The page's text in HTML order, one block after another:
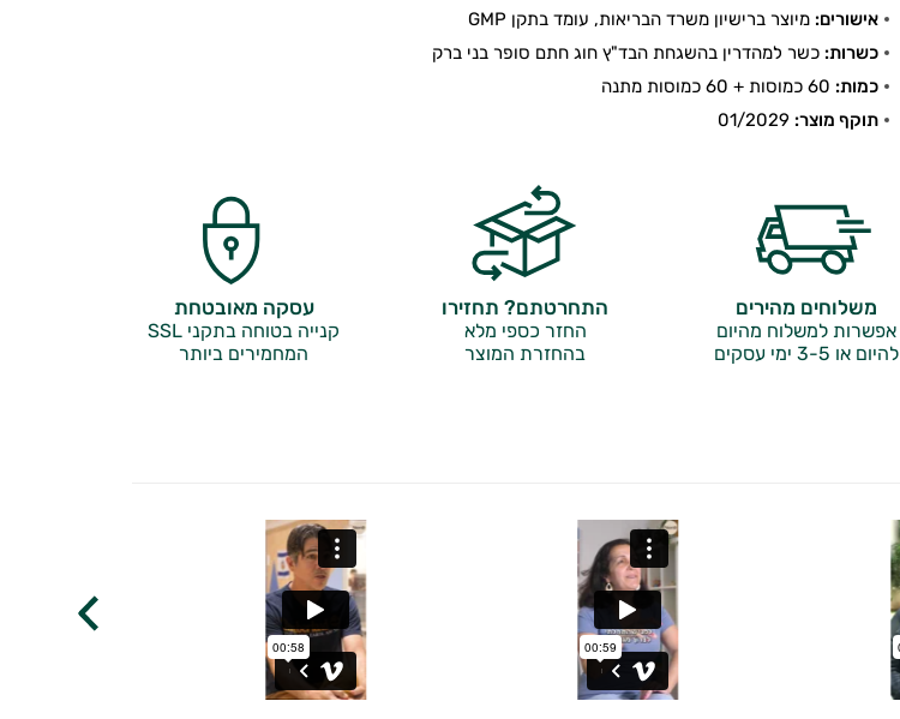
אישורים: מיוצר ברישיון משרד הבריאות, עומד בתקן GMP
כשרות: כשר למהדרין בהשגחת הבד"ץ חוג חתם סופר בני ברק
כמות:
תוקף מוצר:
משלוחים מהירים
אפשרות למשלוח מהיום
להיום או 3-5 ימי עסקים
התחרטתם? תחזירו
החזר כספי מלא
בהחזרת המוצר
עסקה מאובטחת
קנייה בטוחה בתקני SSL
המחמירים ביותר